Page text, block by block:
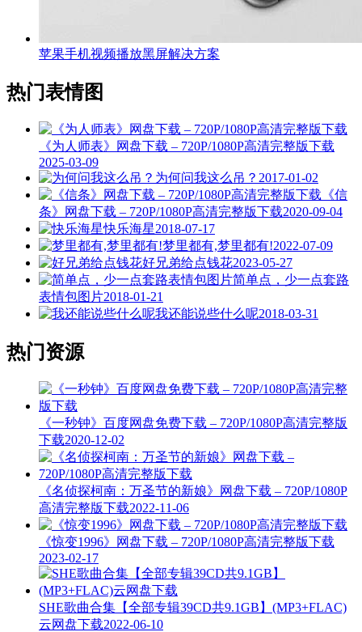
苹果手机视频播放黑屏解决方案
热门表情图
《为人师表》网盘下载 – 720P/1080P高清完整版下载
2025-03-09
为何问我这么吊？ 2017-01-02
《信
条》网盘下载 – 720P/1080P高清完整版下载2020-09-04
快乐海星2018-07-17
梦里都有,梦里都有!2022-07-09
好兄弟给点钱花2023-05-27
简单点，少一点套路
表情包图片2018-01-21
我还能说些什么呢2018-03-31
热门资源
《一秒钟》百度网盘免费下载 – 720P/1080P高清完整版
下载2020-12-02
《名侦探柯南：万圣节的新娘》网盘下载 – 720P/1080P
高清完整版下载2022-11-06
《惊变1996》网盘下载 – 720P/1080P高清完整版下载
2023-02-17
SHE歌曲合集【全部专辑39CD共9.1GB】(MP3+FLAC)
云网盘下载2022-06-10